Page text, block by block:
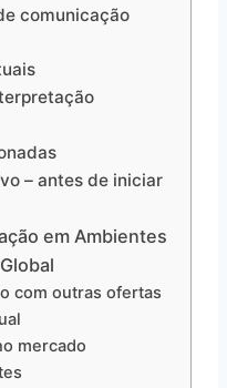
comunicação
– antes de iniciar
em Ambientes
com outras ofertas
mercado